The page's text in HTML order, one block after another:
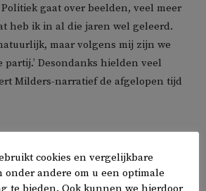
gaat over beelden, veel meer
heb ik in al die jaren wel geleerd.
maar volgens mij zijn we
partij.’ Desondanks hielden veel
Milders-narratief de afgelopen tijd
tijdens debatten kunnen vragen
‘Nederlanders op 1’ is
leus ‘eigen volk eerst’ of
cookies en vergelijkbare
onder andere om u een optimale
te bieden. Ook kunnen we hierdoor